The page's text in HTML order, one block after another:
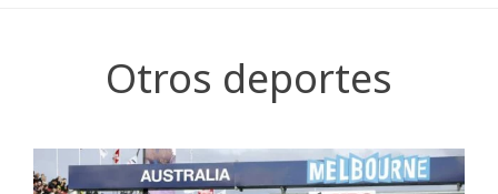
Otros deportes